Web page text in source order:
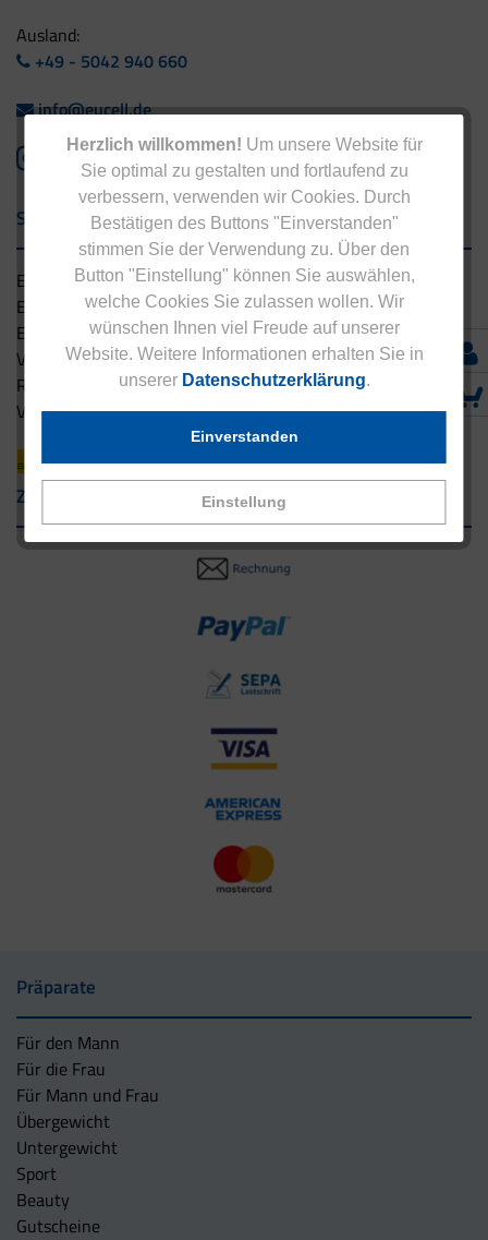
Herzlich willkommen! Um unsere Website für
Sie optimal zu gestalten und fortlaufend zu
verbessern, verwenden wir Cookies. Durch
Bestätigen des Buttons "Einverstanden"
stimmen Sie der Verwendung zu. Über den
Button "Einstellung" können Sie auswählen,
welche Cookies Sie zulassen wollen. Wir
wünschen Ihnen viel Freude auf unserer
Website. Weitere Informationen erhalten Sie in
unserer Datenschutzerklärung.
Einstellung
Einverstanden
Ausland:
+49 - 5042 940 660
info@eucell.de
Service & Versand
Eucell Gesundheitsservice
Eucell Ernährungscoach
Eucell Fitness Coach
Versandbedingungen
Rücksendung
Versandpartner innerhalb Deutschlands
Zahlungsarten
Präparate
Für den Mann
Für die Frau
Für Mann und Frau
Übergewicht
Untergewicht
Sport
Beauty
Gutscheine